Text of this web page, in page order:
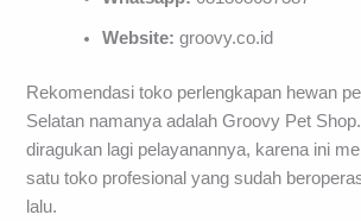
Website: groovy.co.id
Rekomendasi toko perlengkapan hewan
Selatan namanya adalah Groovy Pet
diragukan lagi pelayanannya, karena ini
satu toko profesional yang sudah
lalu.